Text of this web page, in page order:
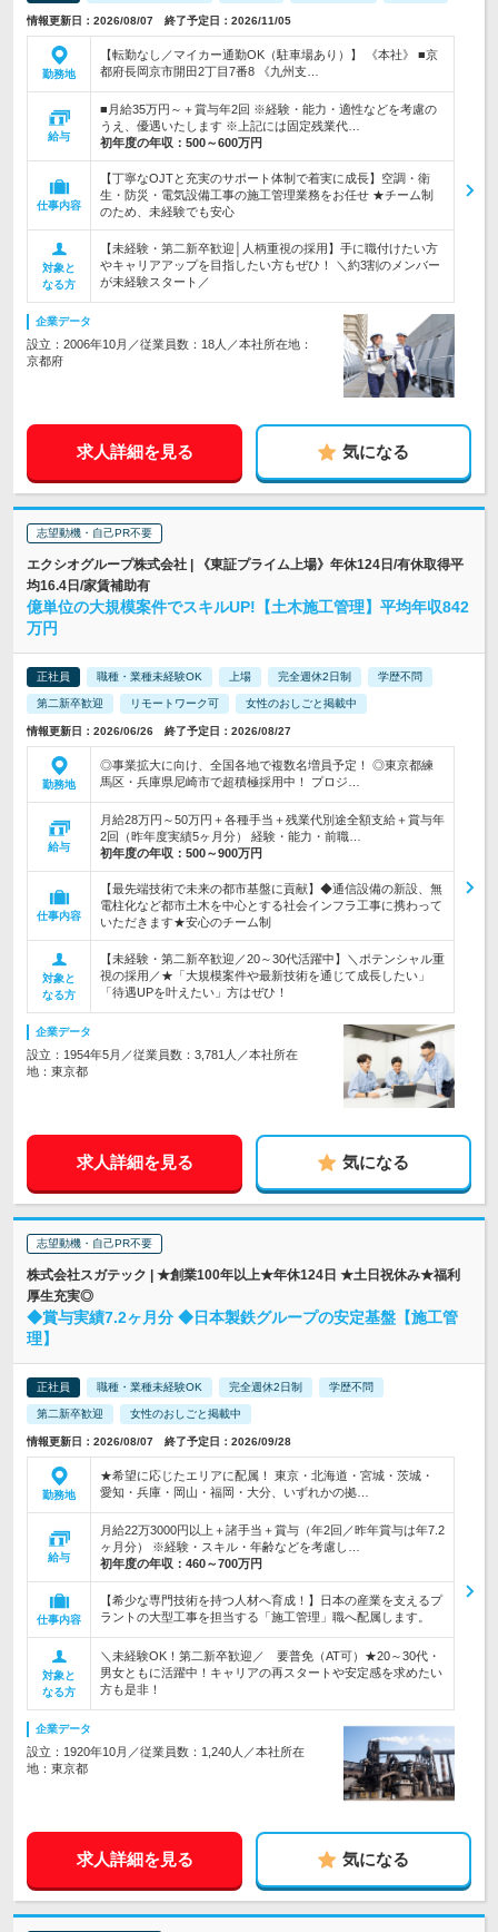
情報更新日：2026/08/07 終了予定日：2026/11/05
勤務地
【転勤なし／マイカー通勤OK（駐車場あり）】 《本社》 ■京
都府長岡京市開田2丁目7番8 《九州支…
給与
■月給35万円～＋賞与年2回 ※経験・能力・適性などを考慮の
うえ、優遇いたします ※上記には固定残業代…
初年度の年収： 500～600万円
仕事内容
【丁寧なOJTと充実のサポート体制で着実に成長】空調・衛
生・防災・電気設備工事の施工管理業務をお任せ ★チーム制
のため、未経験でも安心
対象と
なる方
【未経験・第二新卒歓迎│人柄重視の採用】手に職付けたい方
やキャリアアップを目指したい方もぜひ！ ＼約3割のメンバー
が未経験スタート／
企業データ
設立：2006年10月／従業員数：18人／本社所在地：
京都府
求人詳細を見る 気になる
志望動機・自己PR不要
エクシオグループ株式会社 | 《東証プライム上場》年休124日/有休取得平
均16.4日/家賃補助有
億単位の大規模案件でスキルUP!【土木施工管理】平均年収842
万円
正社員 職種・業種未経験OK 上場 完全週休2日制 学歴不問
第二新卒歓迎 リモートワーク可 女性のおしごと掲載中
情報更新日：2026/06/26 終了予定日：2026/08/27
勤務地
◎事業拡大に向け、全国各地で複数名増員予定！ ◎東京都練
馬区・兵庫県尼崎市で超積極採用中！ プロジ…
給与
月給28万円～50万円＋各種手当＋残業代別途全額支給＋賞与年
2回（昨年度実績5ヶ月分） 経験・能力・前職…
初年度の年収： 500～900万円
仕事内容
【最先端技術で未来の都市基盤に貢献】◆通信設備の新設、無
電柱化など都市土木を中心とする社会インフラ工事に携わって
いただきます★安心のチーム制
対象と
なる方
【未経験・第二新卒歓迎／20～30代活躍中】＼ポテンシャル重
視の採用／★「大規模案件や最新技術を通じて成長したい」
「待遇UPを叶えたい」方はぜひ！
企業データ
設立：1954年5月／従業員数：3,781人／本社所在
地：東京都
求人詳細を見る 気になる
志望動機・自己PR不要
株式会社スガテック | ★創業100年以上★年休124日 ★土日祝休み★福利
厚生充実◎
◆賞与実績7.2ヶ月分 ◆日本製鉄グループの安定基盤【施工管
理】
正社員 職種・業種未経験OK 完全週休2日制 学歴不問
第二新卒歓迎 女性のおしごと掲載中
情報更新日：2026/08/07 終了予定日：2026/09/28
勤務地
★希望に応じたエリアに配属！ 東京・北海道・宮城・茨城・
愛知・兵庫・岡山・福岡・大分、いずれかの拠…
給与
月給22万3000円以上＋諸手当＋賞与（年2回／昨年賞与は年7.2
ヶ月分） ※経験・スキル・年齢などを考慮し…
初年度の年収： 460～700万円
仕事内容
【希少な専門技術を持つ人材へ育成！】日本の産業を支えるプ
ラントの大型工事を担当する「施工管理」職へ配属します。
対象と
なる方
＼未経験OK！第二新卒歓迎／ 要普免（AT可）★20～30代・
男女ともに活躍中！キャリアの再スタートや安定感を求めたい
方も是非！
企業データ
設立：1920年10月／従業員数：1,240人／本社所在
地：東京都
求人詳細を見る 気になる